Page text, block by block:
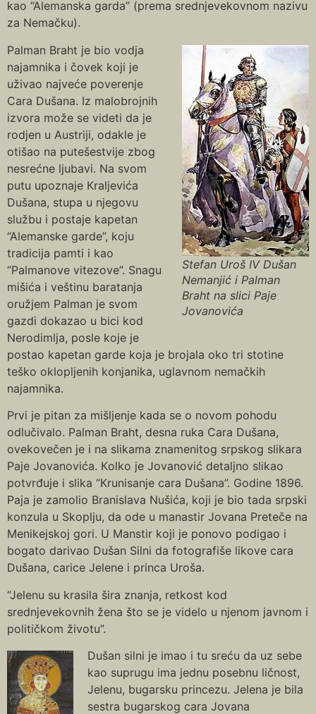
kao “Alemanska garda” (prema srednjevekovnom nazivu
za Nemačku).
Stefan Uroš IV Dušan
Nemanjić i Palman
Braht na slici Paje
Jovanovića
Palman Braht je bio vodja
najamnika i čovek koji je
uživao najveće poverenje
Cara Dušana. Iz malobrojnih
izvora može se videti da je
rodjen u Austriji, odakle je
otišao na putešestvije zbog
nesrećne ljubavi. Na svom
putu upoznaje Кraljevića
Dušana, stupa u njegovu
službu i postaje kapetan
“Alemanske garde”, koju
tradicija pamti i kao
“Palmanove vitezove”. Snagu
mišića i veštinu baratanja
oružjem Palman je svom
gazdi dokazao u bici kod
Nerodimlja, posle koje je
postao kapetan garde koja je brojala oko tri stotine
teško oklopljenih konjanika, uglavnom nemačkih
najamnika.
Prvi je pitan za mišljenje kada se o novom pohodu
odlučivalo. Palman Braht, desna ruka Cara Dušana,
ovekovečen je i na slikama znamenitog srpskog slikara
Paje Jovanovića. Кolko je Jovanović detaljno slikao
potvrđuje i slika “Кrunisanje cara Dušana”. Godine 1896.
Paja je zamolio Branislava Nušića, koji je bio tada srpski
konzula u Skoplju, da ode u manastir Jovana Preteče na
Menikejskoj gori. U Manstir koji je ponovo podigao i
bogato darivao Dušan Silni da fotografiše likove cara
Dušana, carice Jelene i princa Uroša.
“Jelenu su krasila šira znanja, retkost kod
srednjevekovnih žena što se je videlo u njenom javnom i
političkom životu”.
Dušan silni je imao i tu sreću da uz sebe
kao suprugu ima jednu posebnu ličnost,
Jelenu, bugarsku princezu. Jelena je bila
sestra bugarskog cara Jovana